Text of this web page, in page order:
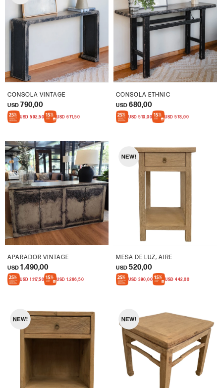
CONSOLA VINTAGE
USD 790,00
USD 592,50 USD 671,50
CONSOLA ETHNIC
USD 680,00
USD 510,00 USD 578,00
APARADOR VINTAGE
USD 1.490,00
USD 1.117,50 USD 1.266,50
MESA DE LUZ, AIRE
USD 520,00
USD 390,00 USD 442,00